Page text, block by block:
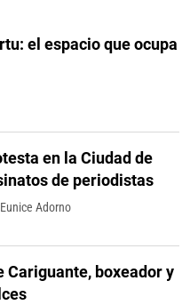
el espacio que ocupa
en la Ciudad de
de periodistas
Eunice Adorno
Cariguante, boxeador y